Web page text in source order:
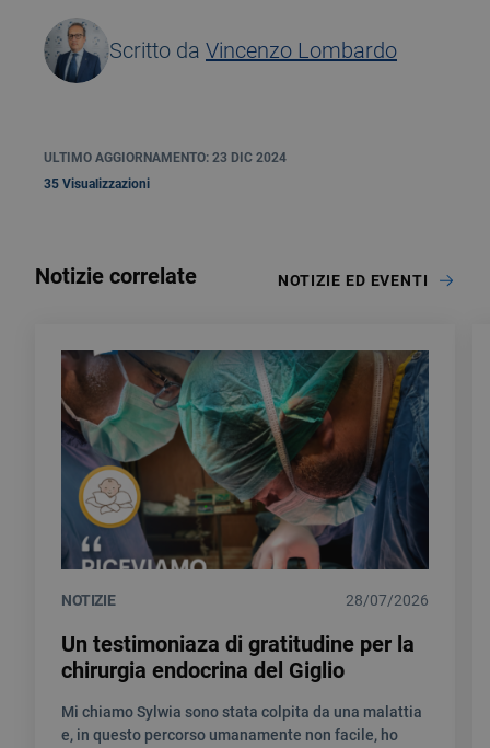
Scritto da Vincenzo Lombardo
ULTIMO AGGIORNAMENTO: 23 DIC 2024
35 Visualizzazioni
Notizie correlate NOTIZIE ED EVENTI
NOTIZIE 28/07/2026
Un testimoniaza di gratitudine per la
chirurgia endocrina del Giglio
Mi chiamo Sylwia sono stata colpita da una malattia
e, in questo percorso umanamente non facile, ho